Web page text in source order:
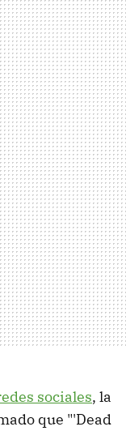
sociales, la
que "'Dead